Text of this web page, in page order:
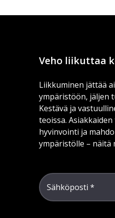
Veho liikuttaa
Liikkuminen jättää
ympäristöön, jäljen
Kestävä ja
teoissa.
hyvinvointi ja
ympäristölle – näitä
Sähköposti